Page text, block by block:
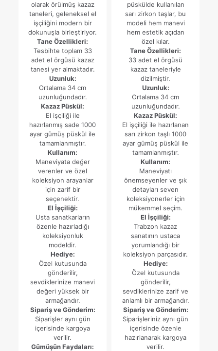
olarak örülmüş kazaz
taneleri, geleneksel el
işçiliğini modern bir
dokunuşla birleştiriyor.
Tane Özellikleri:
Tesbihte toplam 33
adet el örgüsü kazaz
tanesi yer almaktadır.
Uzunluk:
Ortalama 34 cm
uzunluğundadır.
Kazaz Püskül:
El işçiliği ile
hazırlanmış sade 1000
ayar gümüş püskül ile
tamamlanmıştır.
Kullanım:
Maneviyata değer
verenler ve özel
koleksiyon arayanlar
için zarif bir
seçenektir.
El İşçiliği:
Usta sanatkarların
özenle hazırladığı
koleksiyonluk
modeldir.
Hediye:
Özel kutusunda
gönderilir,
sevdiklerinize manevi
değeri yüksek bir
armağandır.
Sipariş ve Gönderim:
Siparişler aynı gün
içerisinde kargoya
verilir.
Gümüşün Faydaları:
püskülde kullanılan
sarı zirkon taşlar, bu
modeli hem manevi
hem estetik açıdan
özel kılar.
Tane Özellikleri:
33 adet el örgüsü
kazaz taneleriyle
dizilmiştir.
Uzunluk:
Ortalama 34 cm
uzunluğundadır.
Kazaz Püskül:
El işçiliği ile hazırlanan
sarı zirkon taşlı 1000
ayar gümüş püskül ile
tamamlanmıştır.
Kullanım:
Maneviyatı
önemseyenler ve şık
detayları seven
koleksiyonerler için
mükemmel seçim.
El İşçiliği:
Trabzon kazaz
sanatının ustaca
yorumlandığı bir
koleksiyon parçasıdır.
Hediye:
Özel kutusunda
gönderilir,
sevdiklerinize zarif ve
anlamlı bir armağandır.
Sipariş ve Gönderim:
Siparişleriniz aynı gün
içerisinde özenle
hazırlanarak kargoya
verilir.